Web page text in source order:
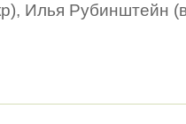
Илья Рубинштейн